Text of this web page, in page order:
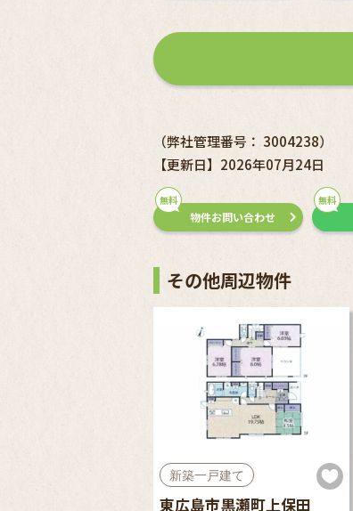
（弊社管理番号： 3004238）
【更新日】2026年07月24日
無料
物件お問い合わせ
無料
その他周辺物件
新築一戸建て
東広島市黒瀬町上保田